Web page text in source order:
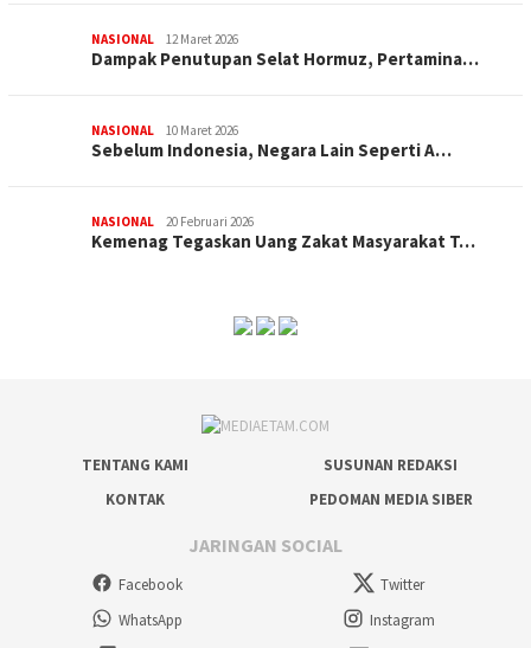
NASIONAL 12 Maret 2026
Dampak Penutupan Selat Hormuz, Pertamina…
NASIONAL 10 Maret 2026
Sebelum Indonesia, Negara Lain Seperti A…
NASIONAL 20 Februari 2026
Kemenag Tegaskan Uang Zakat Masyarakat T…
TENTANG KAMI
SUSUNAN REDAKSI
KONTAK
PEDOMAN MEDIA SIBER
JARINGAN SOCIAL
Facebook
Twitter
WhatsApp
Instagram